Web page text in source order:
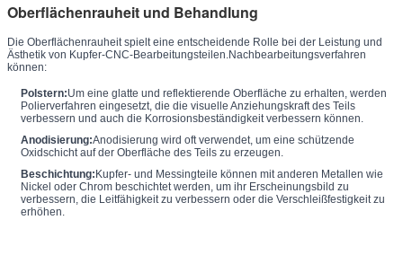
Oberflächenrauheit und Behandlung
Die Oberflächenrauheit spielt eine entscheidende Rolle bei der Leistung und
Ästhetik von Kupfer-CNC-Bearbeitungsteilen.Nachbearbeitungsverfahren
können:
Polstern:Um eine glatte und reflektierende Oberfläche zu erhalten, werden
Polierverfahren eingesetzt, die die visuelle Anziehungskraft des Teils
verbessern und auch die Korrosionsbeständigkeit verbessern können.
Anodisierung:Anodisierung wird oft verwendet, um eine schützende
Oxidschicht auf der Oberfläche des Teils zu erzeugen.
Beschichtung: Kupfer- und Messingteile können mit anderen Metallen wie
Nickel oder Chrom beschichtet werden, um ihr Erscheinungsbild zu
verbessern, die Leitfähigkeit zu verbessern oder die Verschleißfestigkeit zu
erhöhen.